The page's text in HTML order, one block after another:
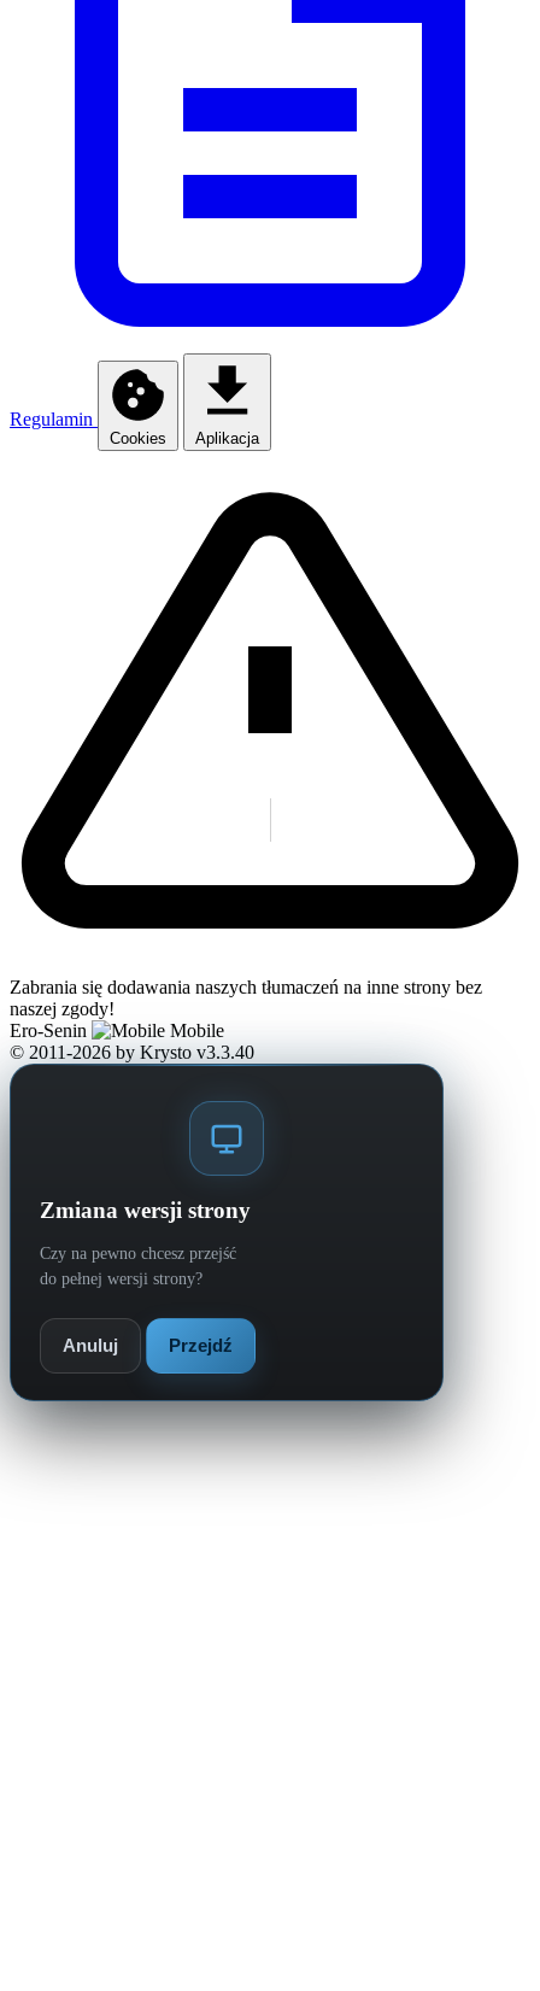
Regulamin
Cookies Aplikacja
Zabrania się dodawania naszych tłumaczeń na inne strony bez
naszej zgody!
Ero-Senin
Mobile
© 2011-2026 by Krysto v3.3.40
Zmiana wersji strony
Czy na pewno chcesz przejść
do pełnej wersji strony?
Anuluj Przejdź